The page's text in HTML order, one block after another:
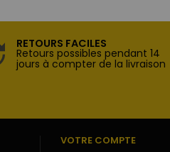
RETOURS FACILES
Retours possibles pendant 14
jours à compter de la livraison
VOTRE COMPTE